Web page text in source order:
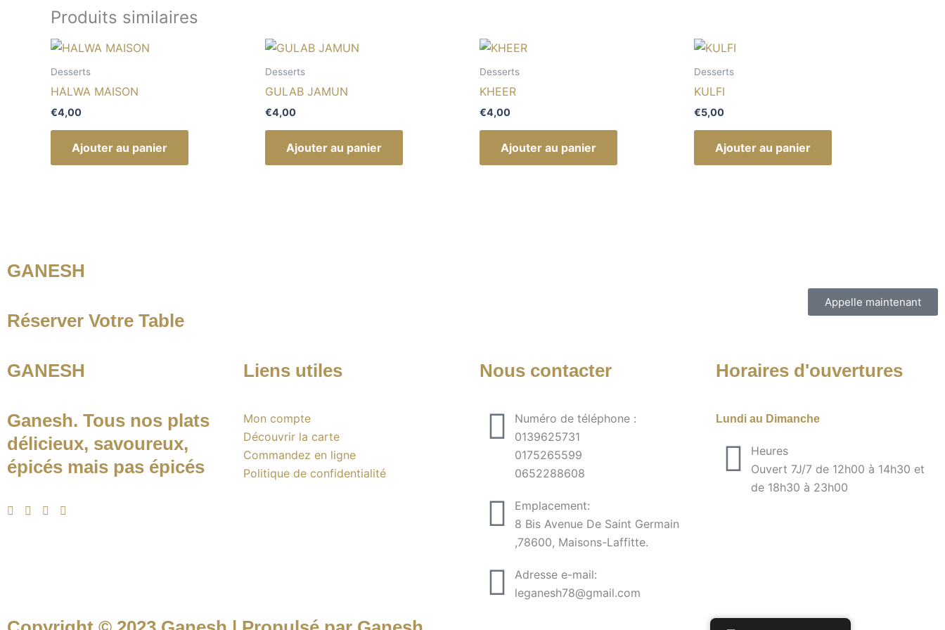
Produits similaires
Desserts
HALWA MAISON
€4,00
Ajouter au panier
Desserts
GULAB JAMUN
€4,00
Ajouter au panier
Desserts
KHEER
€4,00
Ajouter au panier
Desserts
KULFI
€5,00
Ajouter au panier
GANESH
Réserver Votre Table
Appelle maintenant
GANESH
Ganesh. Tous nos plats
délicieux, savoureux,
épicés mais pas épicés
Liens utiles
Mon compte
Découvrir la carte
Commandez en ligne
Politique de confidentialité
Nous contacter
Numéro de téléphone :
0139625731
0175265599
0652288608
Emplacement:
8 Bis Avenue De Saint Germain
,78600, Maisons-Laffitte.
Adresse e-mail:
leganesh78@gmail.com
Horaires d'ouvertures
Lundi au Dimanche
Heures
Ouvert 7J/7 de 12h00 à 14h30 et
de 18h30 à 23h00